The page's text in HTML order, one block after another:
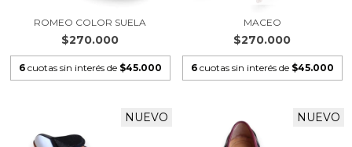
ROMEO COLOR SUELA
$270.000
6 cuotas sin interés de $45.000
MACEO
$270.000
6 cuotas sin interés de $45.000
NUEVO NUEVO